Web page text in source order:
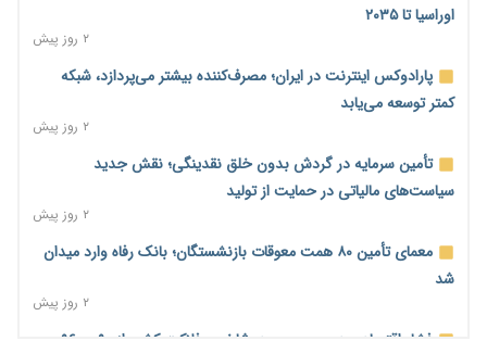
اوراسیا تا ۲۰۳۵
۲ روز پیش
پارادوکس اینترنت در ایران؛ مصرف‌کننده بیشتر می‌پردازد، شبکه
کمتر توسعه می‌یابد
۲ روز پیش
تأمین سرمایه در گردش بدون خلق نقدینگی؛ نقش جدید
سیاست‌های مالیاتی در حمایت از تولید
۲ روز پیش
معمای تأمین ۸۰ همت معوقات بازنشستگان؛ بانک رفاه وارد میدان
شد
۲ روز پیش
فشار اقتصادی در مسیر صعود؛ شاخص فلاکت کشور از ۹۰ به ۹۶